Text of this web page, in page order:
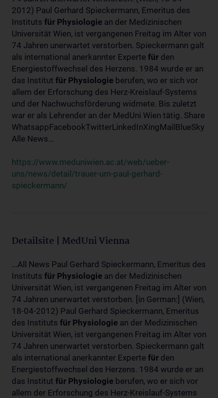
2012) Paul Gerhard Spieckermann, Emeritus des
Instituts für Physiologie an der Medizinischen
Universität Wien, ist vergangenen Freitag im Alter von
74 Jahren unerwartet verstorben. Spieckermann galt
als international anerkannter Experte für den
Energiestoffwechsel des Herzens. 1984 wurde er an
das Institut für Physiologie berufen, wo er sich vor
allem der Erforschung des Herz-Kreislauf-Systems
und der Nachwuchsförderung widmete. Bis zuletzt
war er als Lehrender an der MedUni Wien tätig. Share
WhatsappFacebookTwitterLinkedInXingMailBlueSky
Alle News...
https://www.meduniwien.ac.at/web/ueber-
uns/news/detail/trauer-um-paul-gerhard-
spieckermann/
Detailsite | MedUni Vienna
...All News Paul Gerhard Spieckermann, Emeritus des
Instituts für Physiologie an der Medizinischen
Universität Wien, ist vergangenen Freitag im Alter von
74 Jahren unerwartet verstorben. [in German:] (Wien,
18-04-2012) Paul Gerhard Spieckermann, Emeritus
des Instituts für Physiologie an der Medizinischen
Universität Wien, ist vergangenen Freitag im Alter von
74 Jahren unerwartet verstorben. Spieckermann galt
als international anerkannter Experte für den
Energiestoffwechsel des Herzens. 1984 wurde er an
das Institut für Physiologie berufen, wo er sich vor
allem der Erforschung des Herz-Kreislauf-Systems